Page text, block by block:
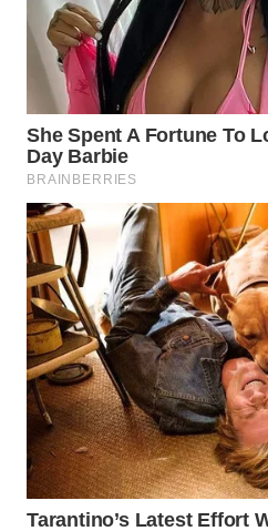
WN
TAPANULI
TENGAH
SERDANG
WN
TEBING
TINGGI
WN
PAKPAK
WN
KARAWANG
WN
BEKASI